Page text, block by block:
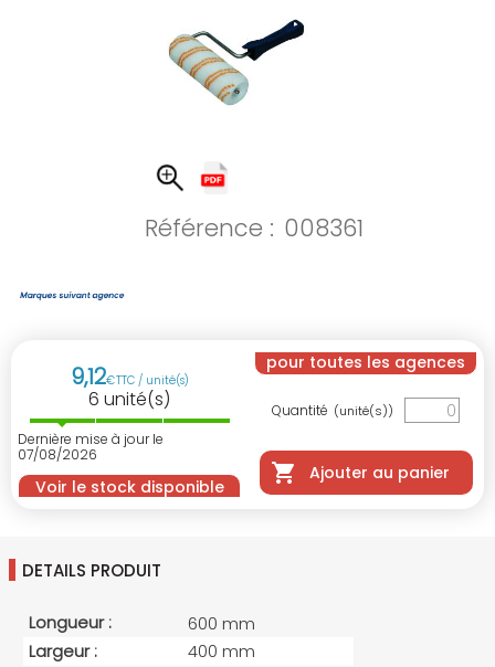
Référence : 008361
9,12€TTC / unité(s)
6 unité(s)
Dernière mise à jour le
07/08/2026
Voir le stock disponible
pour toutes les agences
Quantité (unité(s))
Ajouter au panier
DETAILS PRODUIT
Longueur :
600 mm
Largeur :
400 mm